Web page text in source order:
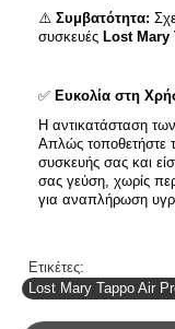
⚠️ Συμβατότητα:
συσκευές Lost Mary
✅ Ευκολία στη
Η αντικατάσταση
Απλώς τοποθετήστε
συσκευής σας και
σας γεύση, χωρίς
για αναπλήρωση
Ετικέτες:
Lost Mary Tappo Air